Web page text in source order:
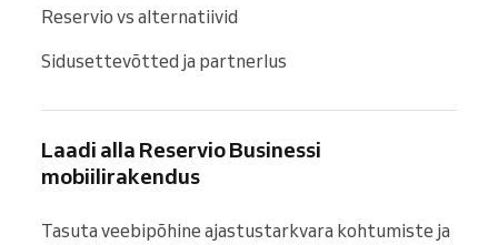
Reservio vs alternatiivid
Sidusettevõtted ja partnerlus
Laadi alla Reservio Businessi
mobiilirakendus
Tasuta veebipõhine ajastustarkvara kohtumiste ja